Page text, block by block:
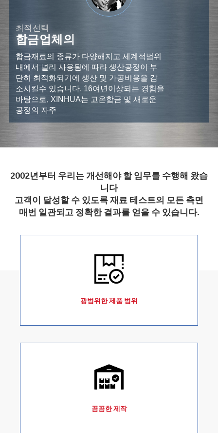
최적선택
합금업체의
합금재료의 종류가 다양해지고 세계적범위
내에서 널리 사용됨에 따라 생산공정이 부
단히 최적화되기에 생산 및 가공비용을 감
소시킬수 있습니다. 16여년이상되는 경험을
바탕으로, XINHUA는 고온합금 및 새로운
공정의 자주
2002년부터 우리는 개선해야 할 임무를 수행해 왔습
니다
고객이 달성할 수 있도록 재료 테스트의 모든 측면
매번 일관되고 정확한 결과를 얻을 수 있습니다.
광범위한 제품 범위
꼼꼼한 제작